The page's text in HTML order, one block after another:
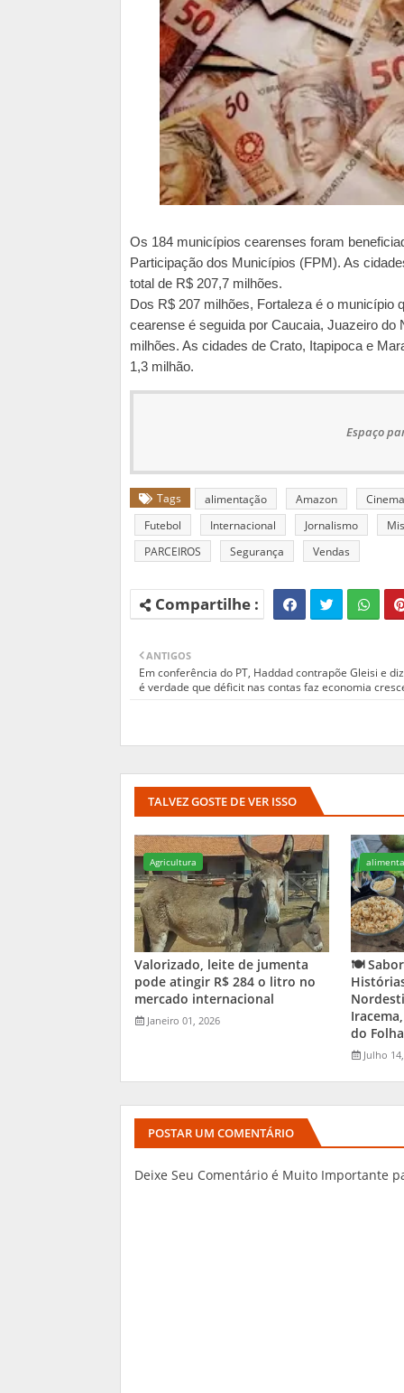
Os 184 municípios cearenses foram
Participação dos Municípios (FPM). As
total de R$ 207,7 milhões.
Dos R$ 207 milhões, Fortaleza é o município
cearense é seguida por Caucaia, Juazeiro
milhões. As cidades de Crato, Itapipoca e
1,3 milhão.
Espaço
Tags alimentação Amazon Cinema
Futebol
Internacional Jornalismo
PARCEIROS
Segurança Vendas
ANTIGOS
Em conferência do PT, Haddad contrapõe Gleisi e
é verdade que déficit nas contas faz economia
TALVEZ GOSTE DE VER ISSO
Agricultura
Valorizado, leite de jumenta
pode atingir R$ 284 o litro no
mercado internacional
Janeiro 01, 2026
🍽️
do
Julho
POSTAR UM COMENTÁRIO
Deixe Seu Comentário é Muito Importante